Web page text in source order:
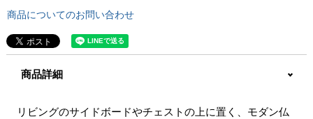
商品についてのお問い合わせ
商品詳細
リビングのサイドボードやチェストの上に置く、モダン仏